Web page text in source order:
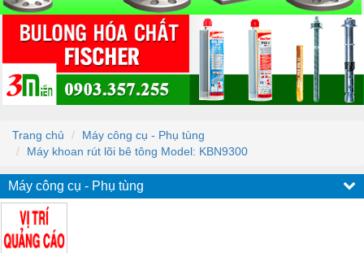
Trang chủ
Máy công cụ - Phụ tùng
Máy khoan rút lõi bê tông Model: KBN9300
Máy công cụ - Phụ tùng